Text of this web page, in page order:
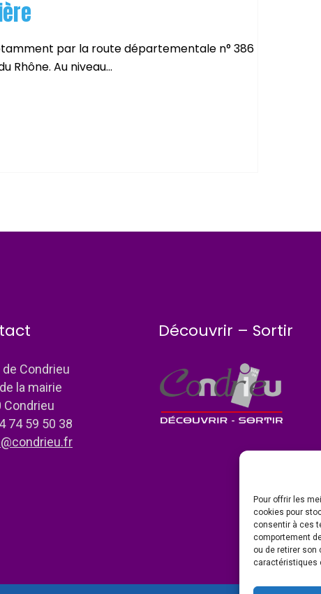
Pour offrir les
cookies pour
consentir à ces
comportement
ou de retirer son
caractéristiques
par la route départementale n° 386
Rhône. Au niveau...
de Condrieu
la mairie
Condrieu
74 59 50 38
Découvrir – Sortir